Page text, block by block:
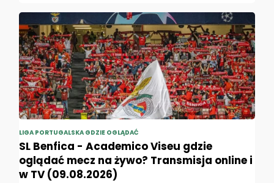
LIGA PORTUGALSKA GDZIE OGLĄDAĆ
SL Benfica - Academico Viseu gdzie
oglądać mecz na żywo? Transmisja online i
w TV (09.08.2026)